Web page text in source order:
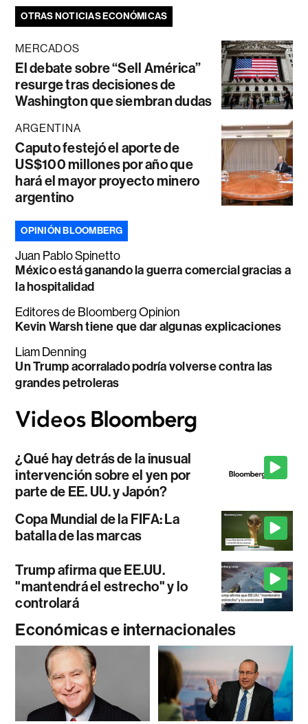
OTRAS NOTICIAS ECONÓMICAS
MERCADOS
El debate sobre “Sell América”
resurge tras decisiones de
Washington que siembran dudas
ARGENTINA
Caputo festejó el aporte de
US$100 millones por año que
hará el mayor proyecto minero
argentino
OPINIÓN BLOOMBERG
Juan Pablo Spinetto
México está ganando la guerra comercial gracias a
la hospitalidad
Editores de Bloomberg Opinion
Kevin Warsh tiene que dar algunas explicaciones
Liam Denning
Un Trump acorralado podría volverse contra las
grandes petroleras
¿Qué hay detrás de la inusual
intervención sobre el yen por
parte de EE. UU. y Japón?
Copa Mundial de la FIFA: La
batalla de las marcas
Trump afirma que EE.UU.
"mantendrá el estrecho" y lo
controlará
Económicas e internacionales